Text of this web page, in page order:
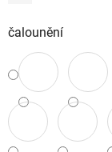
čalounění